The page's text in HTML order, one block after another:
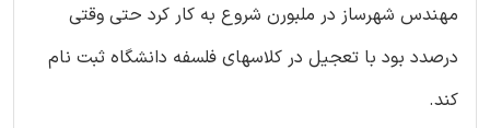
مهندس شهرساز در ملبورن شروع به کار کرد حتی وقتی
درصدد بود با تعجیل در کلاسهای فلسفه دانشگاه ثبت نام
کند.